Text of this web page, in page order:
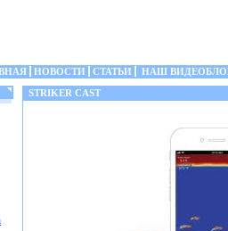
НОВОСТИ СТАТЬИ
НАШ
STRIKER CAST